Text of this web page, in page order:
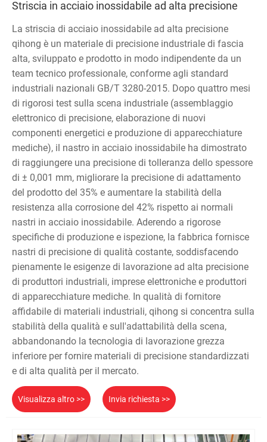
Striscia in acciaio inossidabile ad alta precisione
La striscia di acciaio inossidabile ad alta precisione
qihong è un materiale di precisione industriale di fascia
alta, sviluppato e prodotto in modo indipendente da un
team tecnico professionale, conforme agli standard
industriali nazionali GB/T 3280-2015. Dopo quattro mesi
di rigorosi test sulla scena industriale (assemblaggio
elettronico di precisione, elaborazione di nuovi
componenti energetici e produzione di apparecchiature
mediche), il nastro in acciaio inossidabile ha dimostrato
di raggiungere una precisione di tolleranza dello spessore
di ± 0,001 mm, migliorare la precisione di adattamento
del prodotto del 35% e aumentare la stabilità della
resistenza alla corrosione del 42% rispetto ai normali
nastri in acciaio inossidabile. Aderendo a rigorose
specifiche di produzione e ispezione, la fabbrica fornisce
nastri di precisione di qualità costante, soddisfacendo
pienamente le esigenze di lavorazione ad alta precisione
di produttori industriali, imprese elettroniche e produttori
di apparecchiature mediche. In qualità di fornitore
affidabile di materiali industriali, qihong si concentra sulla
stabilità della qualità e sull'adattabilità della scena,
abbandonando la tecnologia di lavorazione grezza
inferiore per fornire materiali di precisione standardizzati
e di alta qualità per il mercato.
Visualizza altro >> Invia richiesta >>